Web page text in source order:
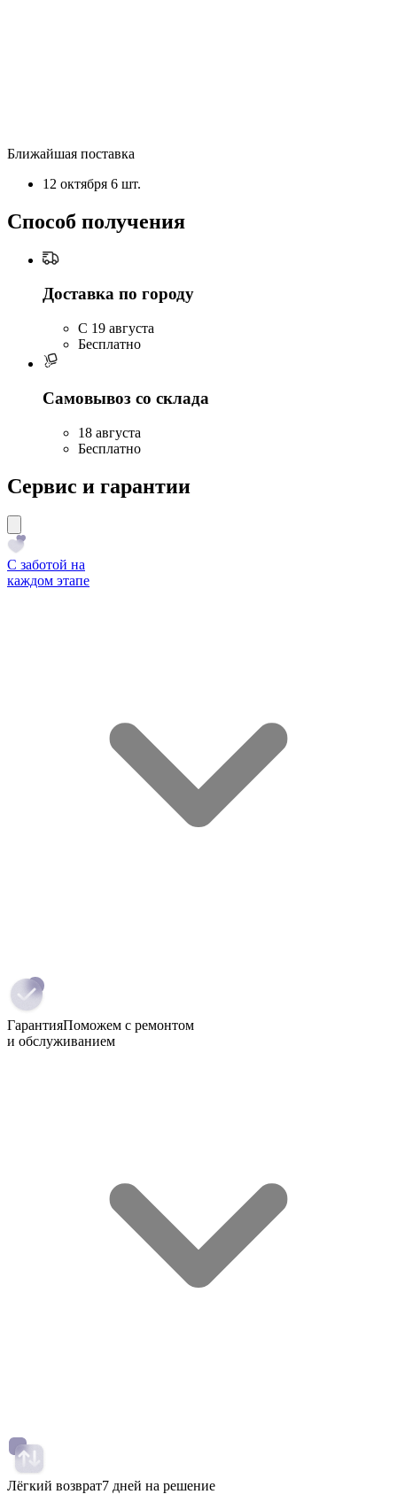
Ближайшая поставка
12 октября 6 шт.
Способ получения
Доставка по городу
C 19 августа
Бесплатно
Самовывоз со склада
18 августа
Бесплатно
Сервис и гарантии
С заботой на
каждом этапе
ГарантияПоможем с ремонтом
и обслуживанием
Лёгкий возврат7 дней на решение